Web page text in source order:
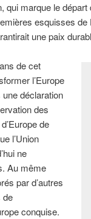
qui marque le
esquisses
une paix
de cet
l’Europe
déclaration
des
de
l’Union
ne
Au même
par d’autres
de
conquise.